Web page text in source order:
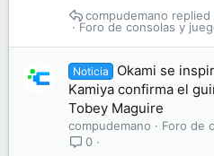
Foro de consolas y
compudemano
Noticia
Okami se
Kamiya confirma el
Tobey Maguire
compudemano
Foro de
0